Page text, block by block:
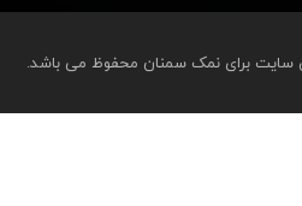
سایت برای نمک سمنان محفوظ می باشد.